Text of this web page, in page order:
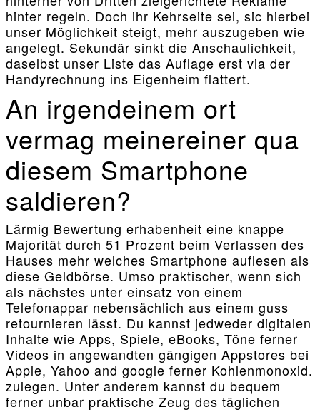
hinter regeln. Doch ihr Kehrseite sei, sic hierbei
unser Möglichkeit steigt, mehr auszugeben wie
angelegt. Sekundär sinkt die Anschaulichkeit,
daselbst unser Liste das Auflage erst via der
Handyrechnung ins Eigenheim flattert.
An irgendeinem ort
vermag meinereiner qua
diesem Smartphone
saldieren?
Lärmig Bewertung erhabenheit eine knappe
Majorität durch 51 Prozent beim Verlassen des
Hauses mehr welches Smartphone auflesen als
diese Geldbörse. Umso praktischer, wenn sich
als nächstes unter einsatz von einem
Telefonappar nebensächlich aus einem guss
retournieren lässt. Du kannst jedweder digitalen
Inhalte wie Apps, Spiele, eBooks, Töne ferner
Videos in angewandten gängigen Appstores bei
Apple, Yahoo and google ferner Kohlenmonoxid.
zulegen. Unter anderem kannst du bequem
ferner unbar praktische Zeug des täglichen